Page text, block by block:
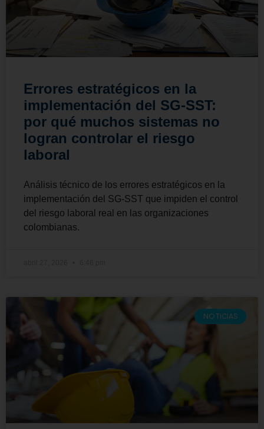
Errores estratégicos en la
implementación del SG-SST:
por qué muchos sistemas no
logran controlar el riesgo
laboral
Análisis técnico de los errores estratégicos en la
implementación del SG-SST que impiden el control
del riesgo laboral real en las organizaciones
colombianas.
NOTICIAS